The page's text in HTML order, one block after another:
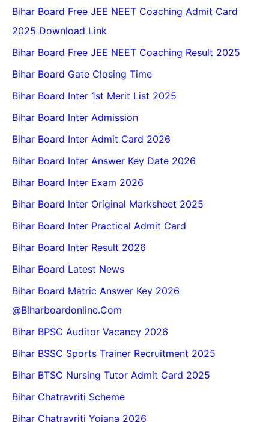
Bihar Board Free JEE NEET Coaching Admit Card
2025 Download Link
Bihar Board Free JEE NEET Coaching Result 2025
Bihar Board Gate Closing Time
Bihar Board Inter 1st Merit List 2025
Bihar Board Inter Admission
Bihar Board Inter Admit Card 2026
Bihar Board Inter Answer Key Date 2026
Bihar Board Inter Exam 2026
Bihar Board Inter Original Marksheet 2025
Bihar Board Inter Practical Admit Card
Bihar Board Inter Result 2026
Bihar Board Latest News
Bihar Board Matric Answer Key 2026
@biharboardonline.com
Bihar BPSC Auditor Vacancy 2026
Bihar BSSC Sports Trainer Recruitment 2025
Bihar BTSC Nursing Tutor Admit Card 2025
Bihar Chatravriti Scheme
Bihar Chatravriti Yojana 2026